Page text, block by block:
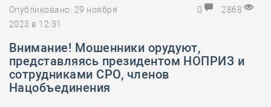
Опубликовано: 29 ноября
2023 в 12:31
0 2868
Внимание! Мошенники орудуют,
представляясь президентом НОПРИЗ и
сотрудниками СРО, членов
Нацобъединения